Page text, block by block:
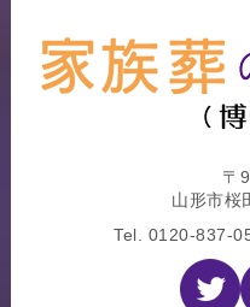
〒
山形市桜
Tel. 0120-837-